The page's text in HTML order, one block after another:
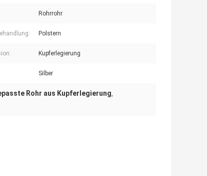
Rohrrohr
Polstern
Kupferlegierung
Silber
Rohr aus Kupferlegierung,